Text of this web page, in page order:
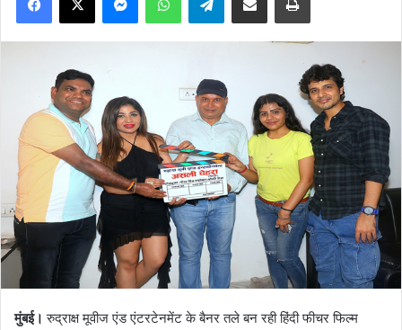
मुंबई। रुद्राक्ष मूवीज एंड एंटरटेनमेंट के बैनर तले बन रही हिंदी फीचर फिल्म